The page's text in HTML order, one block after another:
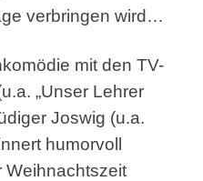
verbringen wird…
mit den TV-
„Unser Lehrer
Joswig (u.a.
humorvoll
Weihnachtszeit